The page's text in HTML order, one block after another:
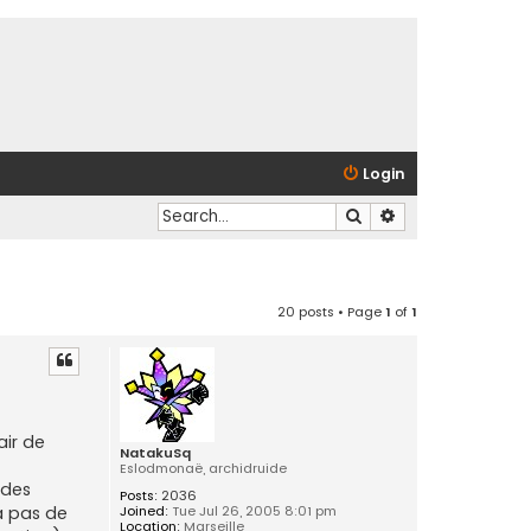
Login
Search
20 posts • Page1 of1
NatakuSq
Eslodmonaë, archidruide
Posts: 2036
Joined: Tue Jul 26, 2005 8:01 pm
Location: Marseille
de
pas de